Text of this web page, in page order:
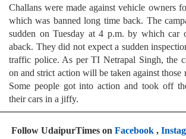
Challans were made against vehicle owners
which was banned long time back. The
sudden on Tuesday at 4 p.m. by which car
aback. They did not expect a sudden
traffic police. As per TI Netrapal Singh, the
on and strict action will be taken against
Some people got into action and took off
their cars in a jiffy.
Follow UdaipurTimes on Facebook,